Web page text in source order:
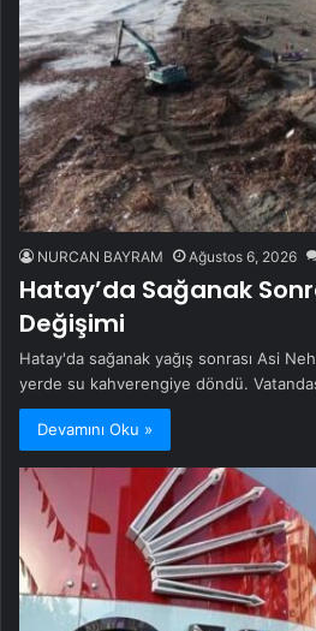
NURCAN BAYRAM Ağustos 6, 2026
Hatay’da Sağanak
Değişimi
Hatay'da sağanak yağış sonrası Asi
yerde su kahverengiye döndü.
Devamını Oku »